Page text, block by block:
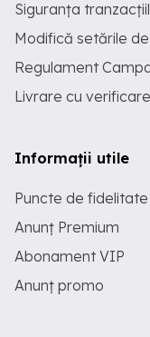
Siguranța
Modifică setările
Regulament
Livrare cu
Informații utile
Puncte de fidelitate
Anunț Premium
Abonament VIP
Anunț promo